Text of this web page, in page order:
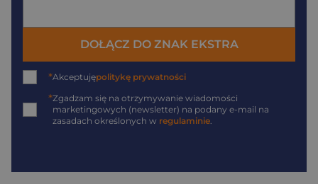
DOŁĄCZ DO ZNAK EKSTRA
*Akceptujępolitykę prywatności
*Zgadzam się na otrzymywanie wiadomości
marketingowych (newsletter) na podany e-mail na
zasadach określonych w regulaminie.